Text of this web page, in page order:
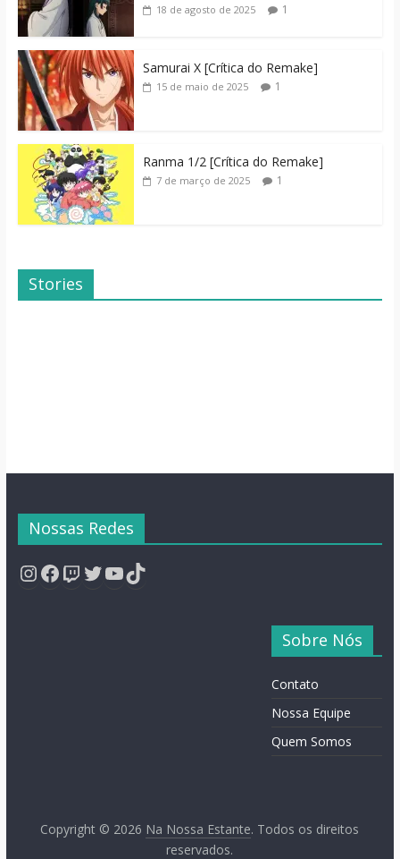
18 de agosto de 2025 1
Samurai X [Crítica do Remake]
15 de maio de 2025 1
Ranma 1/2 [Crítica do Remake]
7 de março de 2025 1
Stories
Dicas de Filmes
Para o Fim de
Família Inusitada
Nossas Redes
Instagram
Facebook
Twitch
Twitter
YouTube
TikTok
Sobre Nós
Contato
Nossa Equipe
Quem Somos
Copyright © 2026 Na Nossa Estante. Todos os direitos
reservados.